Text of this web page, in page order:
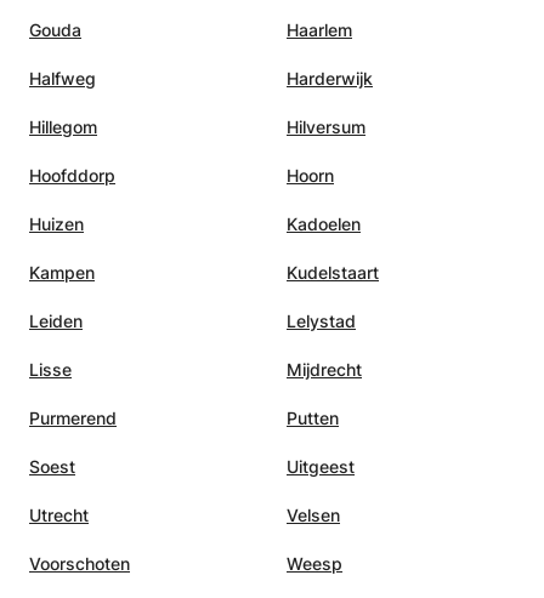
Gouda Haarlem
Halfweg Harderwijk
Hillegom Hilversum
Hoofddorp Hoorn
Huizen Kadoelen
Kampen Kudelstaart
Leiden Lelystad
Lisse Mijdrecht
Purmerend Putten
Soest Uitgeest
Utrecht Velsen
Voorschoten Weesp